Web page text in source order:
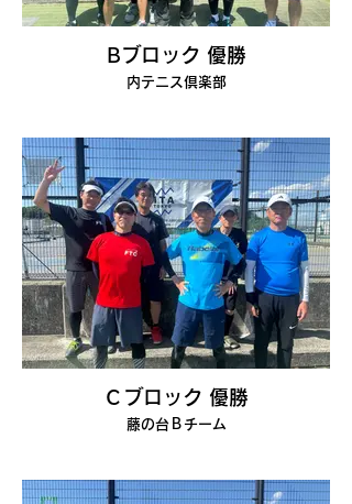
Bブロック 優勝
内テニス倶楽部
Ｃブロック 優勝
藤の台Ｂチーム